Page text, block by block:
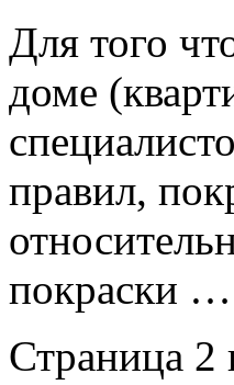
Для того
доме
правил,
покраски …
Страница 2